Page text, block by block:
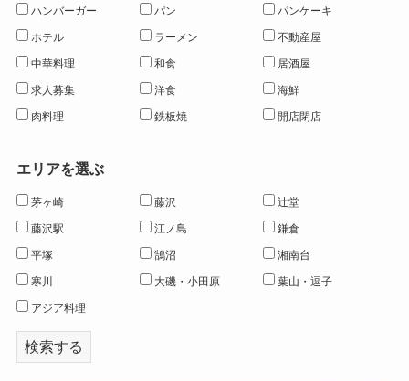
ハンバーガー パン パンケーキ
ホテル ラーメン 不動産屋
中華料理 和食 居酒屋
求人募集 洋食 海鮮
肉料理 鉄板焼 開店閉店
エリアを選ぶ
茅ヶ崎 藤沢 辻堂
藤沢駅 江ノ島 鎌倉
平塚 鵠沼 湘南台
寒川 大磯・小田原 葉山・逗子
アジア料理